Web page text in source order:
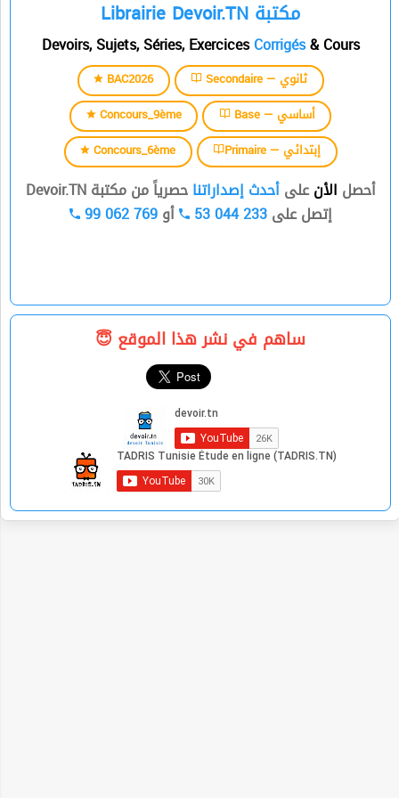
السنة الرابعة
السنة الخامسة
السنة السادسة
Librairie Devoir.TN مكتبة
Devoirs, Sujets, Séries, ExercicesCorrigés& Cours
BAC2026
Secondaire — ثانوي
Concours_9ème
Base — أساسي
Concours_6ème
Primaire — إبتدائي
أحصل الأنعلىأحدث إصداراتناحصرياً من مكتبة Devoir.TN
إتصل على53 044 233 أو99 062 769
ساهم في نشر هذا الموقع 😇